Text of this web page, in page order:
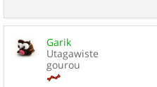
Garik
Utagawiste
gourou